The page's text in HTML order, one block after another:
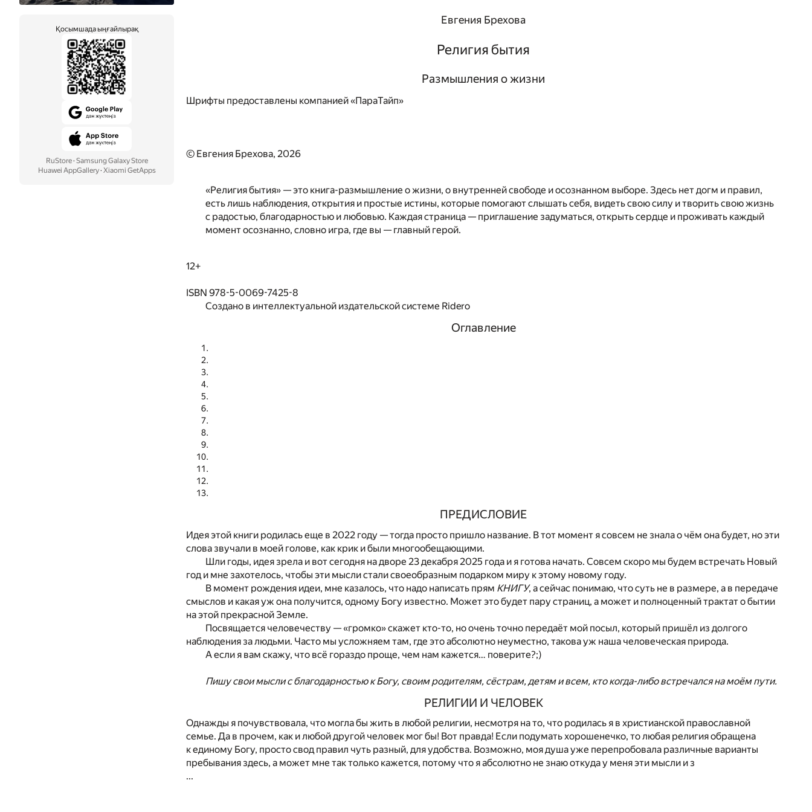
Қосымшада ыңғайлырақ
RuStore· Samsung Galaxy Store
Huawei AppGallery· Xiaomi GetApps
Евгения Брехова
Религия бытия
Размышления о жизни
Шрифты предоставлены компанией «ПараТайп»
© Евгения Брехова, 2026
«Религия бытия» — это книга-размышление о жизни, о внутренней свободе и осознанном выборе. Здесь нет догм и правил,
есть лишь наблюдения, открытия и простые истины, которые помогают слышать себя, видеть свою силу и творить свою жизнь
с радостью, благодарностью и любовью. Каждая страница — приглашение задуматься, открыть сердце и проживать каждый
момент осознанно, словно игра, где вы — главный герой.
12+
ISBN 978-5-0069-7425-8
Создано в интеллектуальной издательской системе Ridero
Оглавление
ПРЕДИСЛОВИЕ
Идея этой книги родилась еще в 2022 году — тогда просто пришло название. В тот момент я совсем не знала о чём она будет, но эти
слова звучали в моей голове, как крик и были многообещающими.
Шли годы, идея зрела и вот сегодня на дворе 23 декабря 2025 года и я готова начать. Совсем скоро мы будем встречать Новый
год и мне захотелось, чтобы эти мысли стали своеобразным подарком миру к этому новому году.
В момент рождения идеи, мне казалось, что надо написать прям КНИГУ, а сейчас понимаю, что суть не в размере, а в передаче
смыслов и какая уж она получится, одному Богу известно. Может это будет пару страниц, а может и полноценный трактат о бытии
на этой прекрасной Земле.
Посвящается человечеству — «громко» скажет кто-то, но очень точно передаёт мой посыл, который пришёл из долгого
наблюдения за людьми. Часто мы усложняем там, где это абсолютно неуместно, такова уж наша человеческая природа.
А если я вам скажу, что всё гораздо проще, чем нам кажется… поверите?;)
Пишу свои мысли с благодарностью к Богу, своим родителям, сёстрам, детям и всем, кто когда-либо встречался на моём пути.
РЕЛИГИИ И ЧЕЛОВЕК
Однажды я почувствовала, что могла бы жить в любой религии, несмотря на то, что родилась я в христианской православной
семье. Да в прочем, как и любой другой человек мог бы! Вот правда! Если подумать хорошенечко, то любая религия обращена
к единому Богу, просто свод правил чуть разный, для удобства. Возможно, моя душа уже перепробовала различные варианты
пребывания здесь, а может мне так только кажется, потому что я абсолютно не знаю откуда у меня эти мысли и з
...